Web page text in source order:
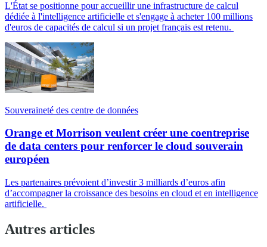
L'État se positionne pour accueillir une infrastructure de calcul
dédiée à l'intelligence artificielle et s'engage à acheter 100 millions
d'euros de capacités de calcul si un projet français est retenu.
Souveraineté des centre de données
Orange et Morrison veulent créer une coentreprise
de data centers pour renforcer le cloud souverain
européen
Les partenaires prévoient d’investir 3 milliards d’euros afin
d’accompagner la croissance des besoins en cloud et en intelligence
artificielle.
Autres articles